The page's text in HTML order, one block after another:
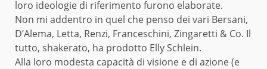
loro ideologie di riferimento furono elaborate.
Non mi addentro in quel che penso dei vari Bersani,
D’Alema, Letta, Renzi, Franceschini, Zingaretti & Co. Il
tutto, shakerato, ha prodotto Elly Schlein.
Alla loro modesta capacità di visione e di azione (e